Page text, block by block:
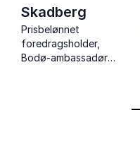
Skadberg
Prisbelønnet
foredragsholder,
Bodø-ambassadør